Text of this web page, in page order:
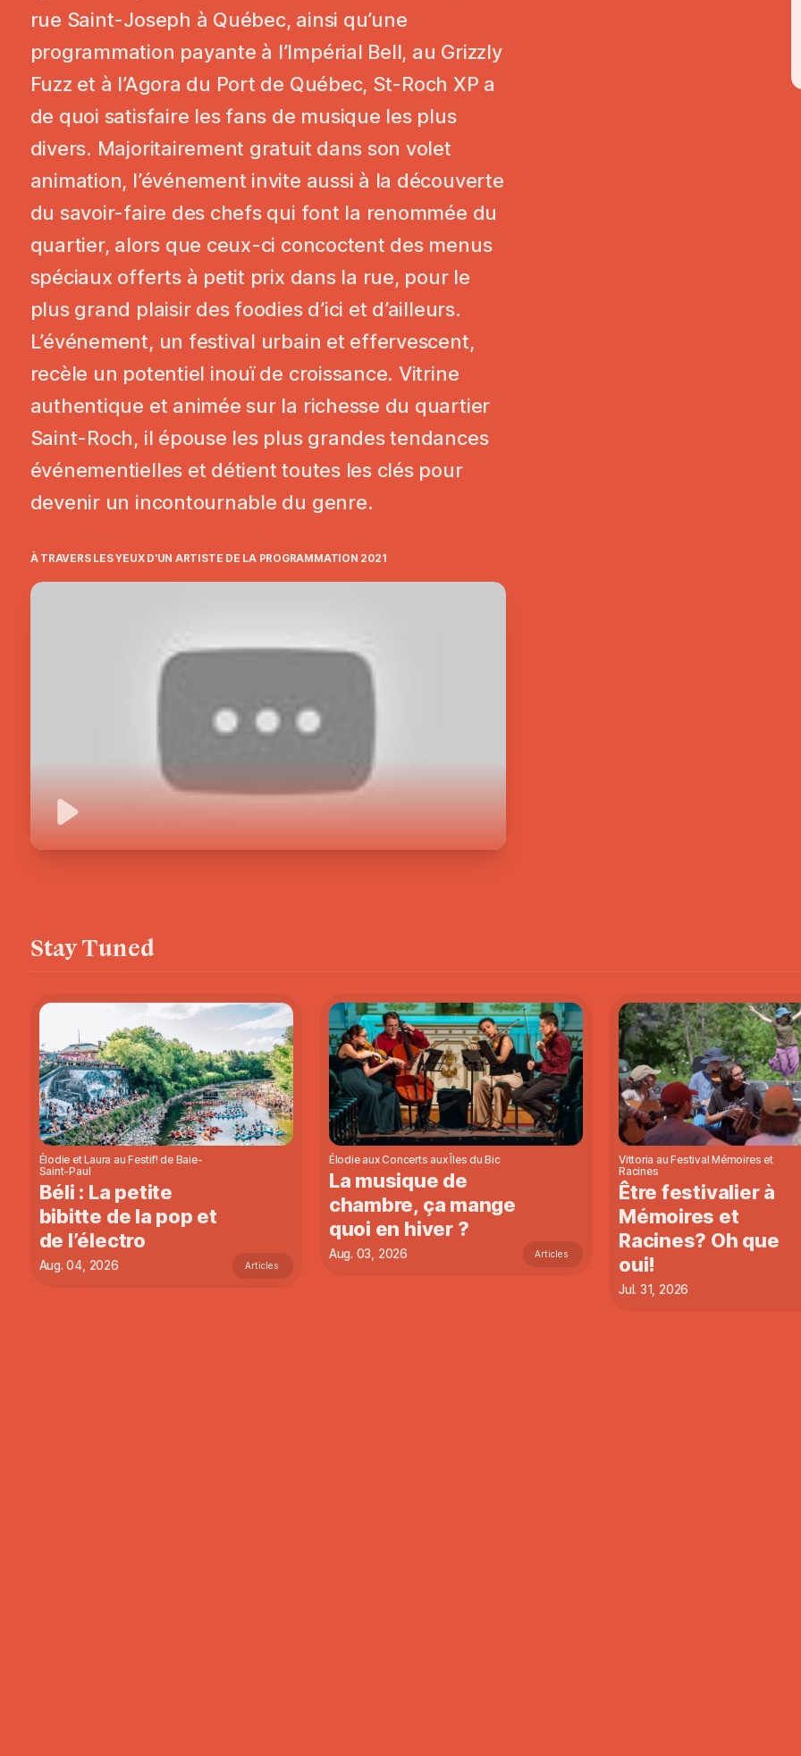
rue Saint-Joseph à Québec, ainsi qu’une
programmation payante à l’Impérial Bell, au Grizzly
Fuzz et à l’Agora du Port de Québec, St-Roch XP a
de quoi satisfaire les fans de musique les plus
divers. Majoritairement gratuit dans son volet
animation, l’événement invite aussi à la découverte
du savoir-faire des chefs qui font la renommée du
quartier, alors que ceux-ci concoctent des menus
spéciaux offerts à petit prix dans la rue, pour le
plus grand plaisir des foodies d’ici et d’ailleurs.
L’événement, un festival urbain et effervescent,
recèle un potentiel inouï de croissance. Vitrine
authentique et animée sur la richesse du quartier
Saint-Roch, il épouse les plus grandes tendances
événementielles et détient toutes les clés pour
devenir un incontournable du genre.
À TRAVERS LES YEUX D'UN ARTISTE DE LA PROGRAMMATION 2021
Stay Tuned
Élodie et Laura au Festif! de Baie-
Saint-Paul
Béli : La petite
bibitte de la pop et
de l’électro
Aug. 04, 2026 Articles
Élodie aux Concerts aux Îles du Bic
La musique de
chambre, ça mange
quoi en hiver ?
Aug. 03, 2026 Articles
Vittoria au Festival Mémoires et
Racines
Être festivalier à
Mémoires et
Racines? Oh que
oui!
Jul. 31, 2026